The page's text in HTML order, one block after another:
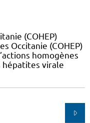
(COHEP)
Occitanie (COHEP)
homogènes
virale